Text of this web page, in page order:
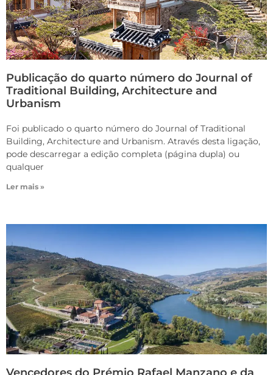
Publicação do quarto número do Journal of
Traditional Building, Architecture and
Urbanism
Foi publicado o quarto número do Journal of Traditional
Building, Architecture and Urbanism. Através desta ligação,
pode descarregar a edição completa (página dupla) ou
qualquer
Ler mais »